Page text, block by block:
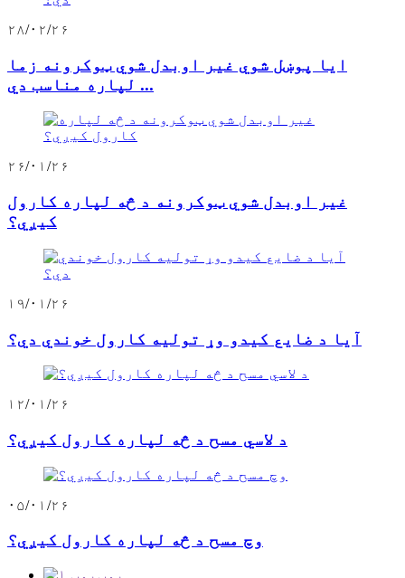
۲۸/۰۲/۲۶
ایا پوښل شوي غیر اوبدل شوي ټوکرونه زما
لپاره مناسب دي ...
۲۶/۰۱/۲۶
غیر اوبدل شوي ټوکرونه د څه لپاره کارول
کیږي؟
۱۹/۰۱/۲۶
آیا د ضایع کیدو وړ تولیه کارول خوندي دي؟
۱۲/۰۱/۲۶
د لاسي مسح د څه لپاره کارول کیږي؟
۰۵/۰۱/۲۶
وچ مسح د څه لپاره کارول کیږي؟